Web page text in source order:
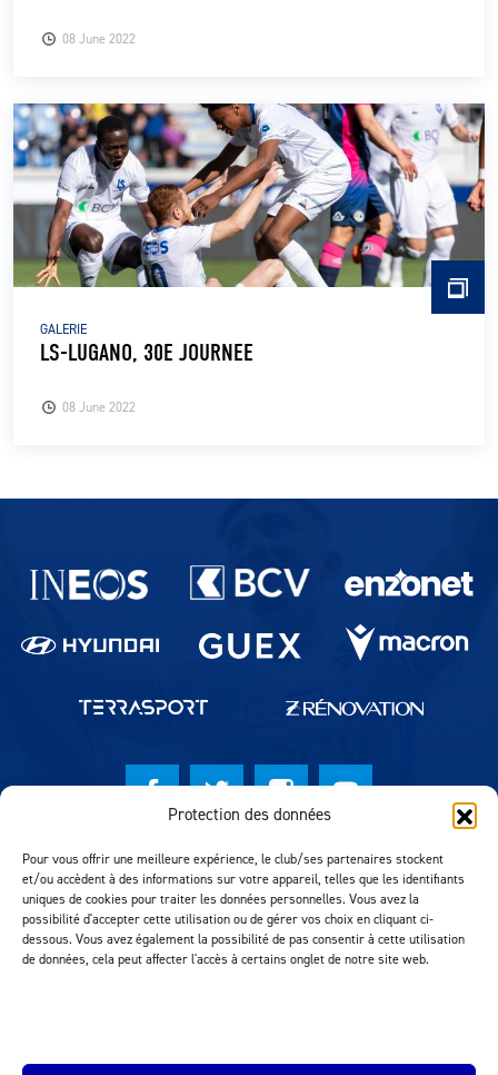
Protection des données
Pour vous offrir une meilleure expérience, le club/ses partenaires stockent
et/ou accèdent à des informations sur votre appareil, telles que les identifiants
uniques de cookies pour traiter les données personnelles. Vous avez la
possibilité d'accepter cette utilisation ou de gérer vos choix en cliquant ci-
dessous. Vous avez également la possibilité de pas consentir à cette utilisation
de données, cela peut affecter l'accès à certains onglet de notre site web.
08 June 2022
08 June 2022
GALERIE
LS-LUGANO, 30E JOURNEE
Partenaires du lausanne-Sport
© Lausanne Sport Football Club 2026
Réalisation MTM Agency